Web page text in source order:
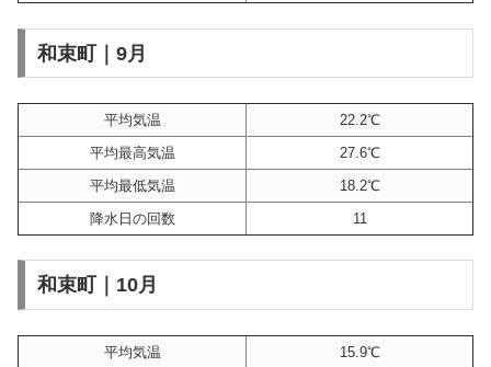
和束町｜9月
平均気温
22.2℃
平均最高気温
27.6℃
平均最低気温
18.2℃
降水日の回数
11
和束町｜10月
平均気温
15.9℃